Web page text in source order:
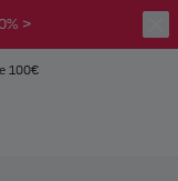
>
100€